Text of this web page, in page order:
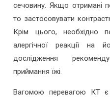
сечовину. Якщо отримані
то застосовувати
Крім цього, необхідно
алергічної реакції
дослідження
приймання їжі.
Вагомою перевагою КТ